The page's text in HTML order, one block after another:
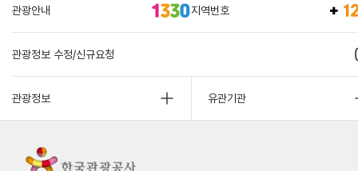
관광안내 지역번호
관광정보 수정/신규요청
관광정보 유관기관